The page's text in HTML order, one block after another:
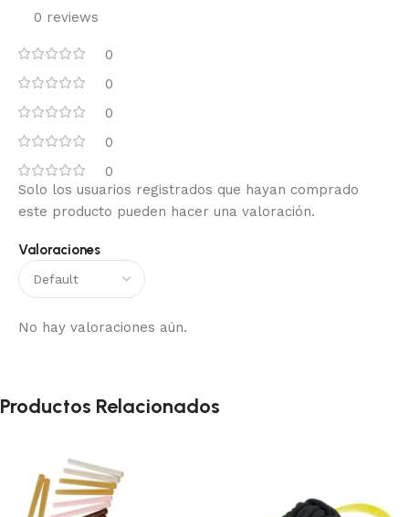
0 reviews
0
0
0
0
0
Valoraciones
No hay valoraciones aún.
Solo los usuarios registrados que hayan comprado
este producto pueden hacer una valoración.
Productos Relacionados